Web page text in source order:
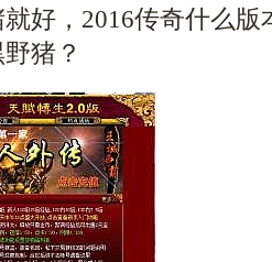
就好，2016传奇什么
猪？